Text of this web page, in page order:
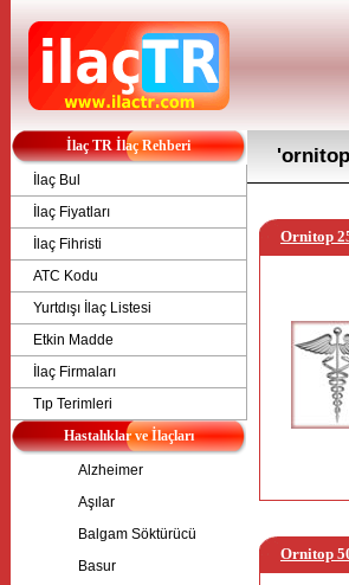
İlaç TR İlaç Rehberi
İlaç Bul
İlaç Fiyatları
İlaç Fihristi
ATC Kodu
Yurtdışı İlaç Listesi
Etkin Madde
İlaç Firmaları
Tıp Terimleri
Hastalıklar ve İlaçları
Alzheimer
Aşılar
Balgam Söktürücü
Basur
Ornitop
Ornitop